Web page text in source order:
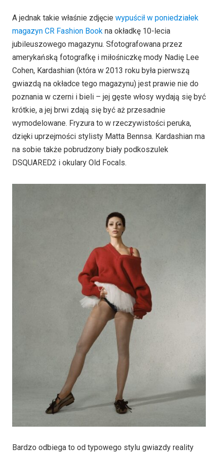
A jednak takie właśnie zdjęcie wypuścił w poniedziałek
magazyn CR Fashion Book na okładkę 10-lecia
jubileuszowego magazynu. Sfotografowana przez
amerykańską fotografkę i miłośniczkę mody Nadię Lee
Cohen, Kardashian (która w 2013 roku była pierwszą
gwiazdą na okładce tego magazynu) jest prawie nie do
poznania w czerni i bieli – jej gęste włosy wydają się być
krótkie, a jej brwi zdają się być aż przesadnie
wymodelowane. Fryzura to w rzeczywistości peruka,
dzięki uprzejmości stylisty Matta Bennsa. Kardashian ma
na sobie także pobrudzony biały podkoszulek
DSQUARED2 i okulary Old Focals.
Bardzo odbiega to od typowego stylu gwiazdy reality